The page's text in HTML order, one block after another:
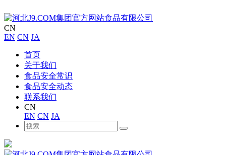
CN
EN CN JA
首页
关于我们
食品安全常识
食品安全动态
联系我们
CN
EN CN JA